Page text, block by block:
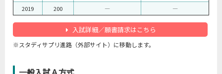
2019
200 ― ―
入試詳細／願書請求はこちら
※スタディサプリ進路（外部サイト）に移動します。